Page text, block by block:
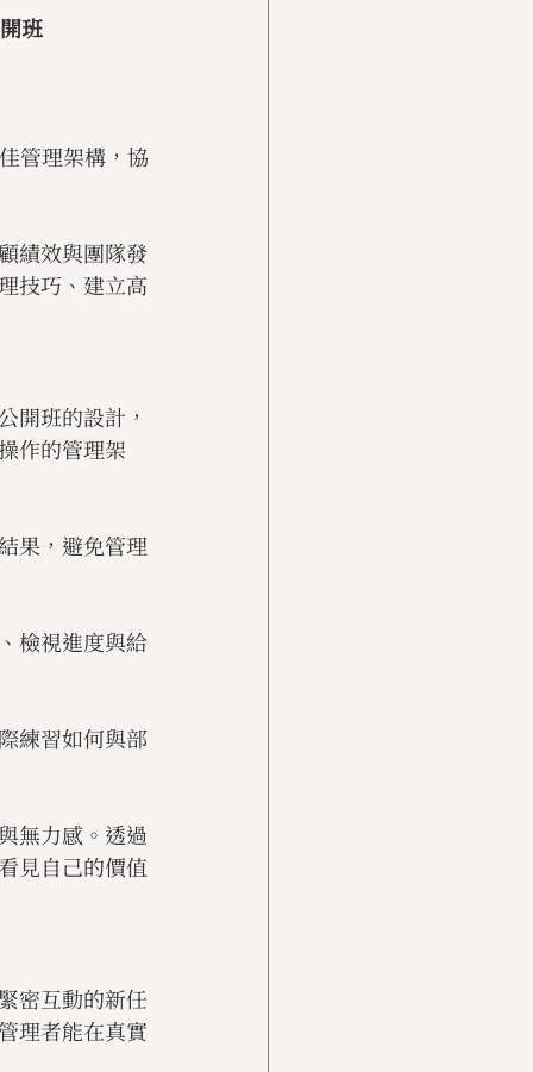
班
管理架構，協
績效與團隊發
技巧、建立高
開班的設計，
作的管理架
果，避免管理
檢視進度與給
練習如何與部
無力感。透過
見自己的價值
密互動的新任
理者能在真實